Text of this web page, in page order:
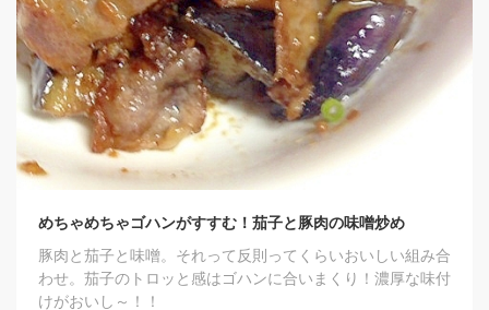
めちゃめちゃゴハンがすすむ！茄子と豚肉の味噌炒め
豚肉と茄子と味噌。それって反則ってくらいおいしい組み合
わせ。茄子のトロッと感はゴハンに合いまくり！濃厚な味付
けがおいし～！！